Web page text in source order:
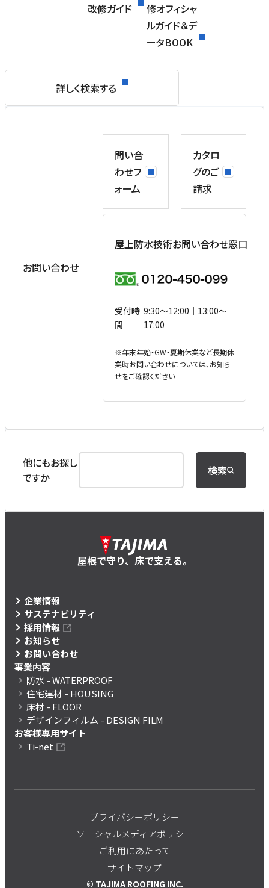
改修ガイド
修オフィシャ
ルガイド＆デ
ータBOOK
詳しく検索する
お問い合わせ
問い合
わせフ
ォーム
カタロ
グのご
請求
屋上防水技術お問い合わせ窓口
受付時
間
9:30〜12:00｜13:00〜
17:00
※年末年始・GW・夏期休業など⻑期休
業時お問い合わせについては、お知ら
せをご確認ください
他にもお探し
ですか
検索
屋根で守り、床で支える。
企業情報
サステナビリティ
採用情報
お知らせ
お問い合わせ
事業内容
防水 - WATERPROOF
住宅建材 - HOUSING
床材 - FLOOR
デザインフィルム - DESIGN FILM
お客様専用サイト
Ti-net
プライバシーポリシー
ソーシャルメディアポリシー
ご利用にあたって
サイトマップ
© TAJIMA ROOFING INC.